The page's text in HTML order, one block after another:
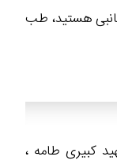
هستید، طب
كبيرى طامه ،